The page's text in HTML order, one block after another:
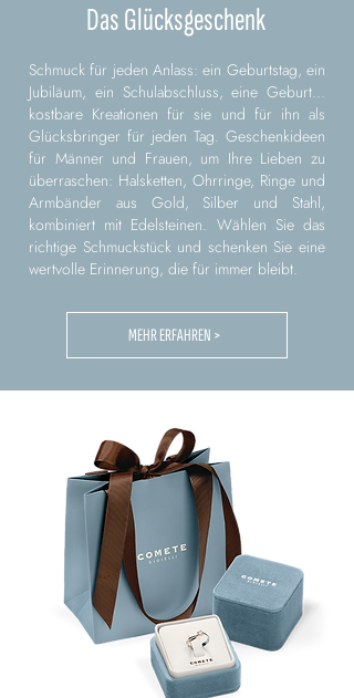
Das Glücksgeschenk
Schmuck für jeden Anlass: ein Geburtstag, ein
Jubiläum, ein Schulabschluss, eine Geburt...
kostbare Kreationen für sie und für ihn als
Glücksbringer für jeden Tag. Geschenkideen
für Männer und Frauen, um Ihre Lieben zu
überraschen: Halsketten, Ohrringe, Ringe und
Armbänder aus Gold, Silber und Stahl,
kombiniert mit Edelsteinen. Wählen Sie das
richtige Schmuckstück und schenken Sie eine
wertvolle Erinnerung, die für immer bleibt.
MEHR ERFAHREN >